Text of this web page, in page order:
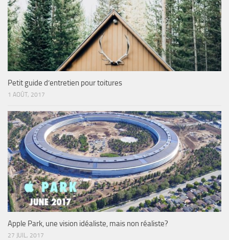
Petit guide d’entretien pour toitures
1 AOÛT, 2017
Apple Park, une vision idéaliste, mais non réaliste?
27 JUIL, 2017